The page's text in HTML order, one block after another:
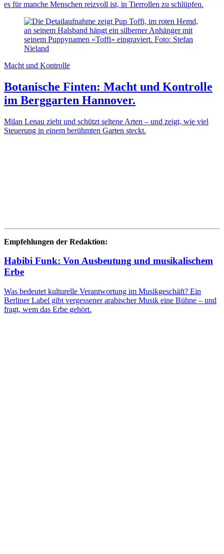
es für manche Menschen reizvoll ist, in Tierrollen zu schlüpfen.
Macht und Kontrolle
Botanische Finten: Macht und Kontrolle
im Berggarten Hannover.
Milan Lenau zieht und schützt seltene Arten – und zeigt, wie viel
Steuerung in einem berühmten Garten steckt.
Empfehlungen der Redaktion:
Habibi Funk: Von Ausbeutung und musikalischem
Erbe
Was bedeutet kulturelle Verantwortung im Musikgeschäft? Ein
Berliner Label gibt vergessener arabischer Musik eine Bühne – und
fragt, wem das Erbe gehört.